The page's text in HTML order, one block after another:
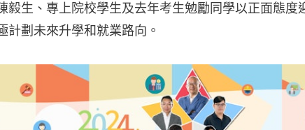
毅生、專上院校學生及去年考生勉勵同學以正面態度
計劃未來升學和就業路向。